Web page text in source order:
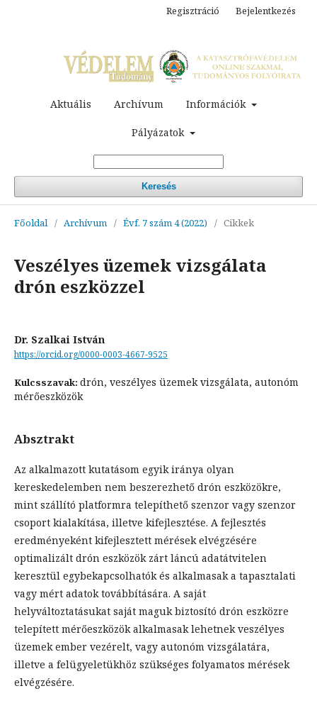
Aktuális Archívum Információk
Pályázatok
Keresés
Regisztráció Bejelentkezés
Főoldal / Archívum / Évf. 7 szám 4 (2022) / Cikkek
Veszélyes üzemek vizsgálata
drón eszközzel
Dr. Szalkai István
https://orcid.org/0000-0003-4667-9525
Kulcsszavak: drón, veszélyes üzemek vizsgálata, autonóm
mérőeszközök
Absztrakt
Az alkalmazott kutatásom egyik iránya olyan
kereskedelemben nem beszerezhető drón eszközökre,
mint szállító platformra telepíthető szenzor vagy szenzor
csoport kialakítása, illetve kifejlesztése. A fejlesztés
eredményeként kifejlesztett mérések elvégzésére
optimalizált drón eszközök zárt láncú adatátvitelen
keresztül egybekapcsolhatók és alkalmasak a tapasztalati
vagy mért adatok továbbítására. A saját
helyváltoztatásukat saját maguk biztosító drón eszközre
telepített mérőeszközök alkalmasak lehetnek veszélyes
üzemek ember vezérelt, vagy autonóm vizsgálatára,
illetve a felügyeletükhöz szükséges folyamatos mérések
elvégzésére.